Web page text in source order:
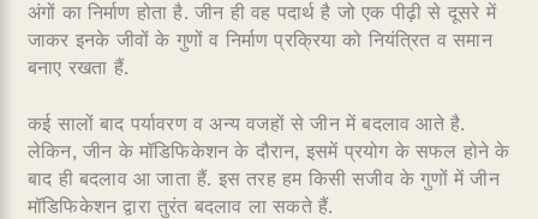
अंगों का निर्माण होता है. जीन ही वह पदार्थ है जो एक पीढ़ी से दूसरे में
जाकर इनके जीवों के गुणों व निर्माण प्रक्रिया को नियंत्रित व समान
बनाए रखता हैं.
कई सालों बाद पर्यावरण व अन्य वजहों से जीन में बदलाव आते है.
लेकिन, जीन के मॉडिफिकेशन के दौरान, इसमें प्रयोग के सफल होने के
बाद ही बदलाव आ जाता हैं. इस तरह हम किसी सजीव के गुणों में जीन
मॉडिफिकेशन द्वारा तुरंत बदलाव ला सकते हैं.